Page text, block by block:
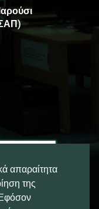
απαραίτητα
της